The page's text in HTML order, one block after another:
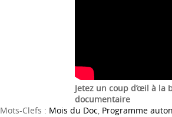
Jetez un coup d’œil à la
documentaire
Mots-Clefs : Mois du Doc, Programme